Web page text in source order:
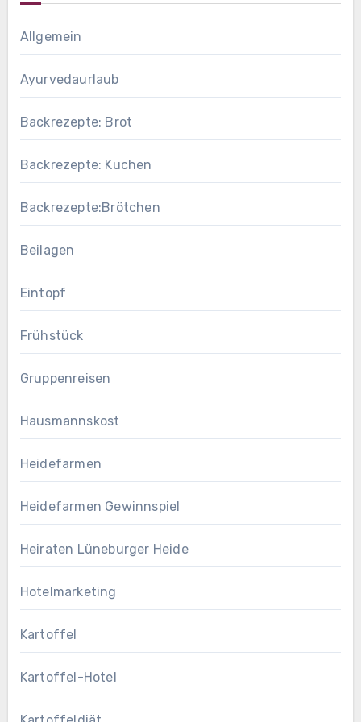
Allgemein
Ayurvedaurlaub
Backrezepte: Brot
Backrezepte: Kuchen
Backrezepte:Brötchen
Beilagen
Eintopf
Frühstück
Gruppenreisen
Hausmannskost
Heidefarmen
Heidefarmen Gewinnspiel
Heiraten Lüneburger Heide
Hotelmarketing
Kartoffel
Kartoffel-Hotel